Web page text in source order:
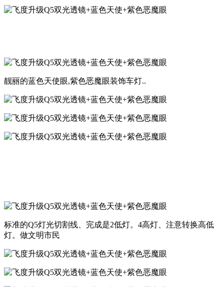
靓丽的蓝色天使眼,紫色恶魔眼装饰车灯..
标准的Q5灯光切割线、完成是2低灯。4高灯、注意转换高低
灯。做文明市民